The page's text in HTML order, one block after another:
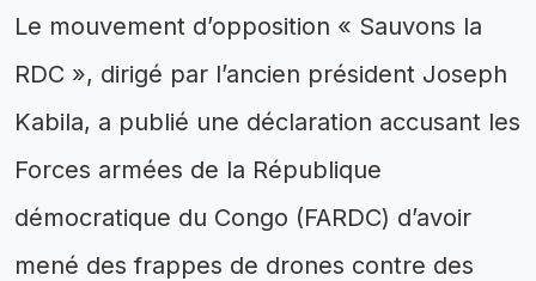
Le mouvement d’opposition « Sauvons la
RDC », dirigé par l’ancien président Joseph
Kabila, a publié une déclaration accusant les
Forces armées de la République
démocratique du Congo (FARDC) d’avoir
mené des frappes de drones contre des